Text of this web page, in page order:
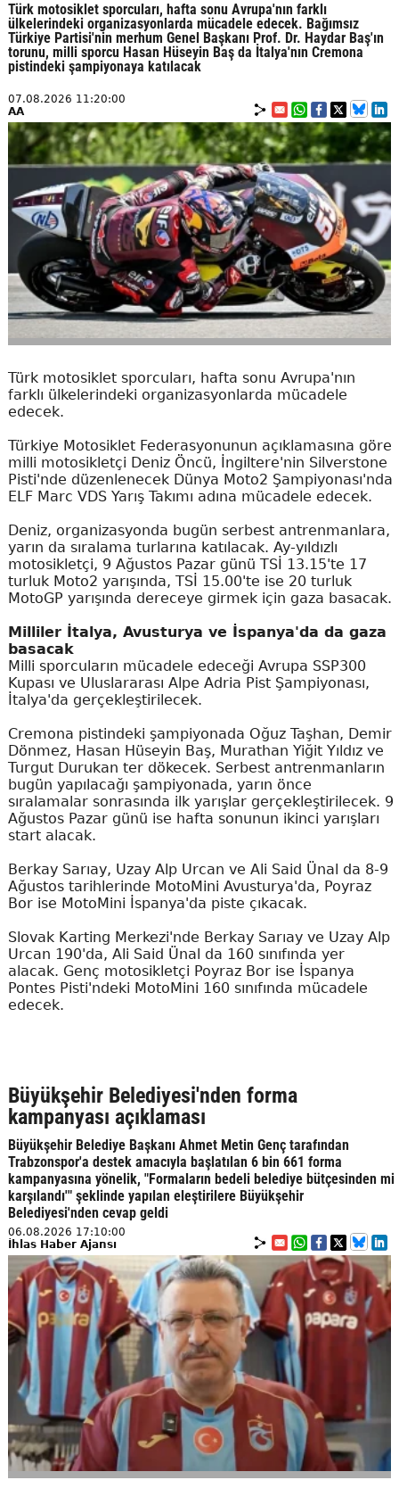
Türk motosiklet sporcuları, hafta sonu Avrupa'nın farklı
ülkelerindeki organizasyonlarda mücadele edecek. Bağımsız
Türkiye Partisi'nin merhum Genel Başkanı Prof. Dr. Haydar Baş'ın
torunu, milli sporcu Hasan Hüseyin Baş da İtalya'nın Cremona
pistindeki şampiyonaya katılacak
07.08.2026 11:20:00
AA
Türk motosiklet sporcuları, hafta sonu Avrupa'nın
farklı ülkelerindeki organizasyonlarda mücadele
edecek.
Türkiye Motosiklet Federasyonunun açıklamasına göre
milli motosikletçi Deniz Öncü, İngiltere'nin Silverstone
Pisti'nde düzenlenecek Dünya Moto2 Şampiyonası'nda
ELF Marc VDS Yarış Takımı adına mücadele edecek.
Deniz, organizasyonda bugün serbest antrenmanlara,
yarın da sıralama turlarına katılacak. Ay-yıldızlı
motosikletçi, 9 Ağustos Pazar günü TSİ 13.15'te 17
turluk Moto2 yarışında, TSİ 15.00'te ise 20 turluk
MotoGP yarışında dereceye girmek için gaza basacak.
Milliler İtalya, Avusturya ve İspanya'da da gaza
basacak
Milli sporcuların mücadele edeceği Avrupa SSP300
Kupası ve Uluslararası Alpe Adria Pist Şampiyonası,
İtalya'da gerçekleştirilecek.
Cremona pistindeki şampiyonada Oğuz Taşhan, Demir
Dönmez, Hasan Hüseyin Baş, Murathan Yiğit Yıldız ve
Turgut Durukan ter dökecek. Serbest antrenmanların
bugün yapılacağı şampiyonada, yarın önce
sıralamalar sonrasında ilk yarışlar gerçekleştirilecek. 9
Ağustos Pazar günü ise hafta sonunun ikinci yarışları
start alacak.
Berkay Sarıay, Uzay Alp Urcan ve Ali Said Ünal da 8-9
Ağustos tarihlerinde MotoMini Avusturya'da, Poyraz
Bor ise MotoMini İspanya'da piste çıkacak.
Slovak Karting Merkezi'nde Berkay Sarıay ve Uzay Alp
Urcan 190'da, Ali Said Ünal da 160 sınıfında yer
alacak. Genç motosikletçi Poyraz Bor ise İspanya
Pontes Pisti'ndeki MotoMini 160 sınıfında mücadele
edecek.
Büyükşehir Belediyesi'nden forma
kampanyası açıklaması
Büyükşehir Belediye Başkanı Ahmet Metin Genç tarafından
Trabzonspor'a destek amacıyla başlatılan 6 bin 661 forma
kampanyasına yönelik, "Formaların bedeli belediye bütçesinden mi
karşılandı'" şeklinde yapılan eleştirilere Büyükşehir
Belediyesi'nden cevap geldi
06.08.2026 17:10:00
İhlas Haber Ajansı